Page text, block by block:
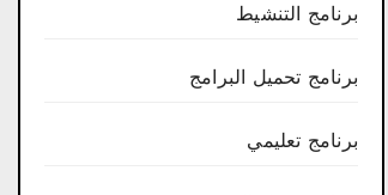
برنامج التنشيط
برنامج تحميل البرامج
برنامج تعليمي